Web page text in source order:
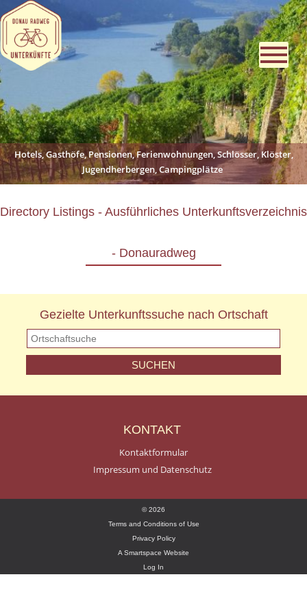
Hotels, Gasthöfe, Pensionen, Ferienwohnungen, Schlösser, Klöster,
Jugendherbergen, Campingplätze
Directory Listings - Ausführliches Unterkunftsverzeichnis
- Donauradweg
Gezielte Unterkunftssuche nach Ortschaft
KONTAKT
Kontaktformular
Impressum und Datenschutz
© 2026
Terms and Conditions of Use
Privacy Policy
A Smartspace Website
Log In